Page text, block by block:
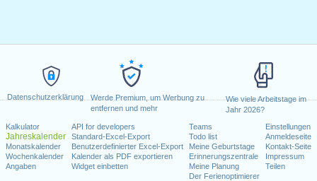
Datenschutzerklärung
Werde Premium, um Werbung zu
entfernen und mehr
Wie viele Arbeitstage im
Jahr 2026?
Kalkulator
Jahreskalender
Monatskalender
Wochenkalender
Angaben
API for developers
Standard-Excel-Export
Benutzerdefinierter Excel-Export
Kalender als PDF exportieren
Widget einbetten
Teams
Todo list
Meine Geburtstage
Erinnerungszentrale
Meine Planung
Der Ferienoptimierer
Einstellungen
Anmeldeseite
Kontakt-Seite
Impressum
Teilen